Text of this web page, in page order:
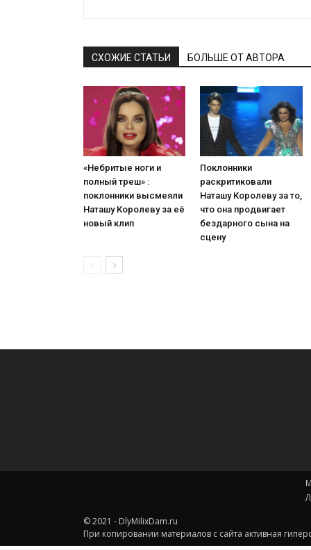
СХОЖИЕ СТАТЬИ БОЛЬШЕ ОТ АВТОРА
«Небритые ноги и
полный треш» :
поклонники высмеяли
Наташу Королеву за её
новый клип
Поклонники
раскритиковали
Наташу Королеву за то,
что она продвигает
бездарного сына на
сцену
© 2021 - DlyMilixDam.ru
При копировании материалов с сайта активная